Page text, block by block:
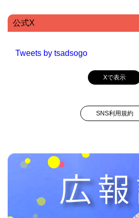
公式X
Tweets by tsadsogo
Xで表示
SNS利用規約